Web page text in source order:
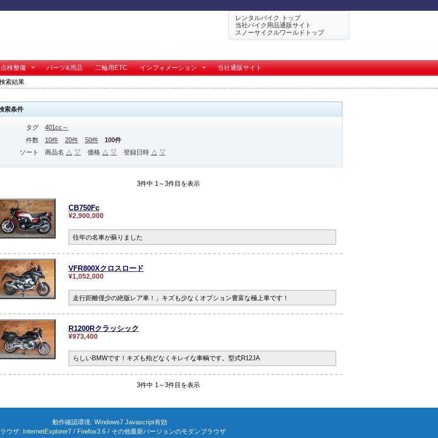
レンタルバイク トップ
当社バイク用品通販サイト
スノーサイクルワールドトップ
点検整備 パーツ&用品 二輪用ETC インフォメーション
当社通販サイト
索結果
索条件
タグ
401cc～
件数
10件 20件 50件
100件
ソート
商品名 △ ▽ 価格 △ ▽ 登録日時 △ ▽
3件中 1～3件目を表示
CB750Fc
¥2,900,000
往年の名車が蘇りました
VFR800Xクロスロード
¥1,052,000
走行距離僅少の絶版レア車！」キズも少なくオプション豊富な極上車です！
R1200Rクラッシック
¥973,400
らしいBMWです！キズも殆どなくキレイな車輌です。型式R12JA
3件中 1～3件目を表示
動作確認環境: Windows7 Javascript有効
ウザ: InternetExplorer7 / Firefox3.6 / その他最新バージョンのモダンブラウザ